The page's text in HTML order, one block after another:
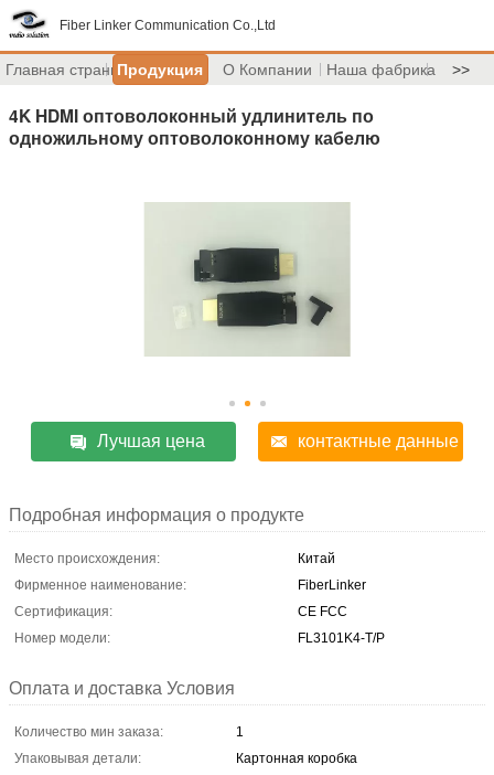
Fiber Linker Communication Co.,Ltd
Главная страницаПродукция О Компании Наша фабрика >>
4K HDMI оптоволоконный удлинитель по
одножильному оптоволоконному кабелю
Лучшая цена контактные данные
Подробная информация о продукте
Место происхождения:
Китай
Фирменное наименование:
FiberLinker
Сертификация:
CE FCC
Номер модели:
FL3101K4-Т/Р
Оплата и доставка Условия
Количество мин заказа:
1
Упаковывая детали:
Картонная коробка